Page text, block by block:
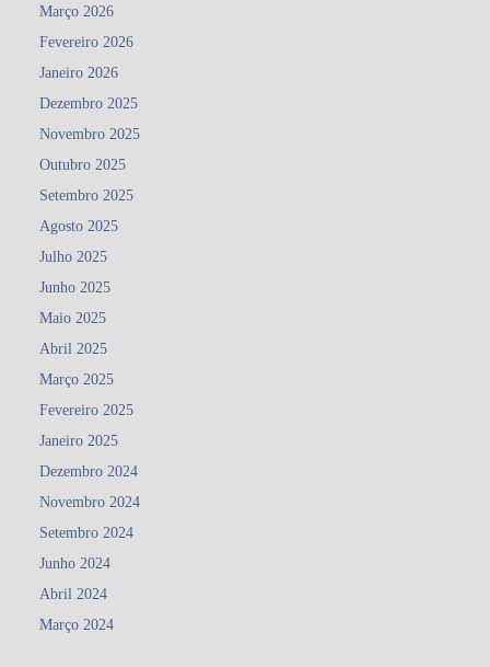
Março 2026
Fevereiro 2026
Janeiro 2026
Dezembro 2025
Novembro 2025
Outubro 2025
Setembro 2025
Agosto 2025
Julho 2025
Junho 2025
Maio 2025
Abril 2025
Março 2025
Fevereiro 2025
Janeiro 2025
Dezembro 2024
Novembro 2024
Setembro 2024
Junho 2024
Abril 2024
Março 2024